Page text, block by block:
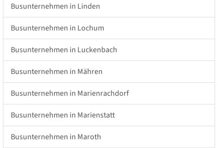
Busunternehmen in Linden
Busunternehmen in Lochum
Busunternehmen in Luckenbach
Busunternehmen in Mähren
Busunternehmen in Marienrachdorf
Busunternehmen in Marienstatt
Busunternehmen in Maroth